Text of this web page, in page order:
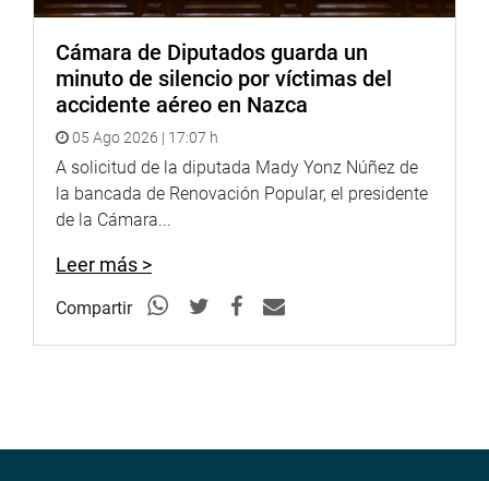
Cámara de Diputados guarda un
minuto de silencio por víctimas del
accidente aéreo en Nazca
05 Ago 2026 | 17:07 h
A solicitud de la diputada Mady Yonz Núñez de
la bancada de Renovación Popular, el presidente
de la Cámara...
Leer más >
Compartir